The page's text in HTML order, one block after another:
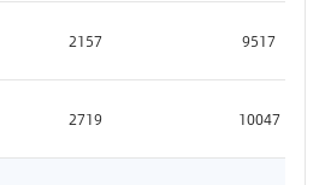
2157 9517
2719 10047